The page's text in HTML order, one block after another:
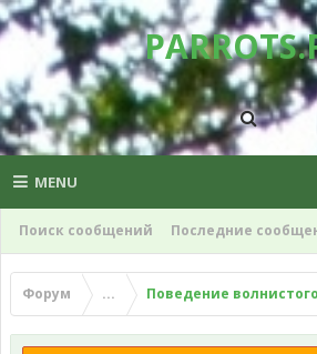
MENU
Поиск сообщений Последние
Форум ... Поведение волнистого